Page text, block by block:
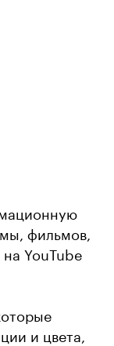
фильмов,
на YouTube
и цвета,